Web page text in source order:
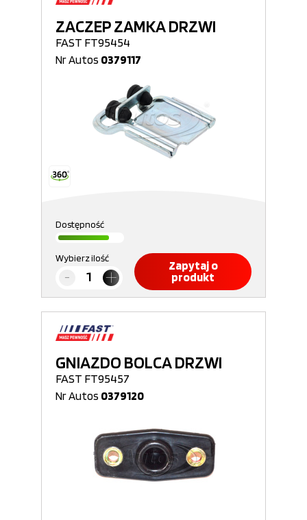
ZACZEP ZAMKA DRZWI
FAST FT95454
Nr Autos 0379117
Dostępność
Wybierz ilość
Zapytaj o
produkt
GNIAZDO BOLCA DRZWI
FAST FT95457
Nr Autos 0379120